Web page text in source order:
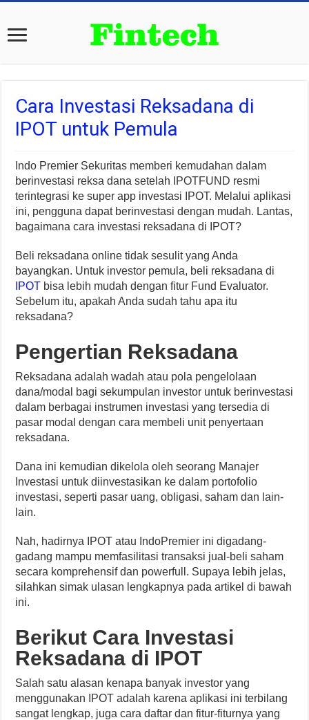
Cara Investasi Reksadana di
IPOT untuk Pemula
Indo Premier Sekuritas memberi kemudahan dalam
berinvestasi reksa dana setelah IPOTFUND resmi
terintegrasi ke super app investasi IPOT. Melalui aplikasi
ini, pengguna dapat berinvestasi dengan mudah. Lantas,
bagaimana cara investasi reksadana di IPOT?
Beli reksadana online tidak sesulit yang Anda
bayangkan. Untuk investor pemula, beli reksadana di
IPOT bisa lebih mudah dengan fitur Fund Evaluator.
Sebelum itu, apakah Anda sudah tahu apa itu
reksadana?
Pengertian Reksadana
Reksadana adalah wadah atau pola pengelolaan
dana/modal bagi sekumpulan investor untuk berinvestasi
dalam berbagai instrumen investasi yang tersedia di
pasar modal dengan cara membeli unit penyertaan
reksadana.
Dana ini kemudian dikelola oleh seorang Manajer
Investasi untuk diinvestasikan ke dalam portofolio
investasi, seperti pasar uang, obligasi, saham dan lain-
lain.
Nah, hadirnya IPOT atau IndoPremier ini digadang-
gadang mampu memfasilitasi transaksi jual-beli saham
secara komprehensif dan powerfull. Supaya lebih jelas,
silahkan simak ulasan lengkapnya pada artikel di bawah
ini.
Berikut Cara Investasi
Reksadana di IPOT
Salah satu alasan kenapa banyak investor yang
menggunakan IPOT adalah karena aplikasi ini terbilang
sangat lengkap, juga cara daftar dan fitur-fiturnya yang